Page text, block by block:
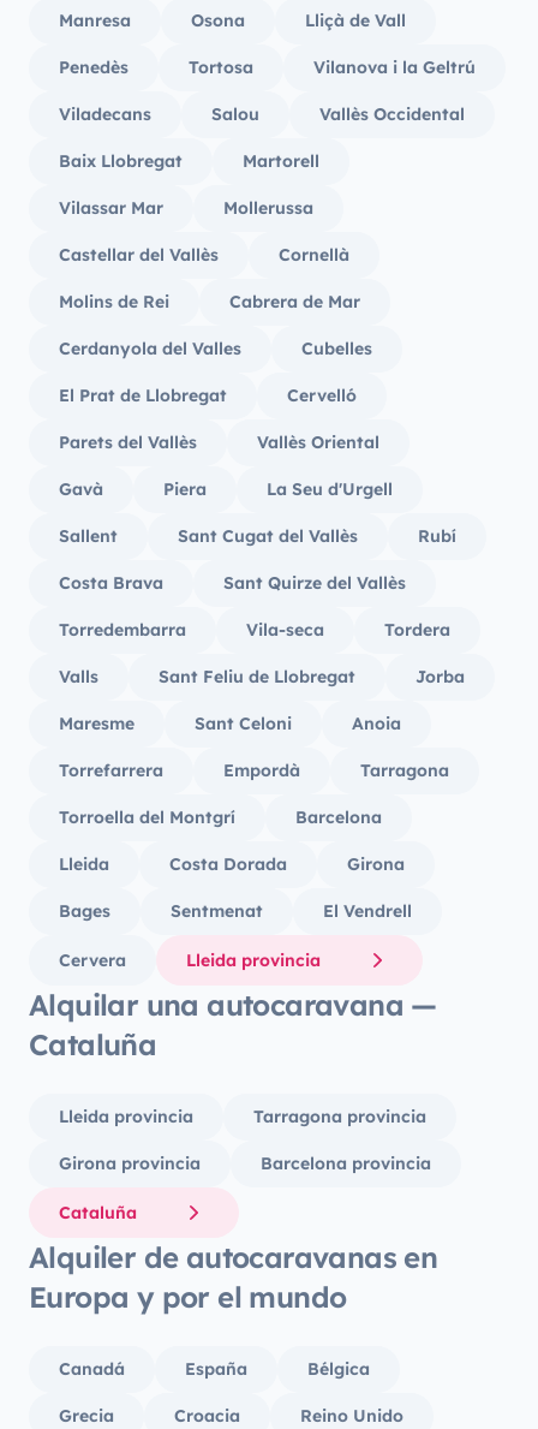
Manresa Osona Lliçà de Vall
Penedès Tortosa Vilanova i la Geltrú
Viladecans Salou Vallès Occidental
Baix Llobregat Martorell
Vilassar Mar Mollerussa
Castellar del Vallès Cornellà
Molins de Rei Cabrera de Mar
Cerdanyola del Valles Cubelles
El Prat de Llobregat Cervelló
Parets del Vallès Vallès Oriental
Gavà Piera La Seu d'Urgell
Sallent Sant Cugat del Vallès Rubí
Costa Brava Sant Quirze del Vallès
Torredembarra Vila-seca Tordera
Valls Sant Feliu de Llobregat Jorba
Maresme Sant Celoni Anoia
Torrefarrera Empordà Tarragona
Torroella del Montgrí Barcelona
Lleida Costa Dorada Girona
Bages Sentmenat El Vendrell
Cervera Lleida provincia
Alquilar una autocaravana —
Cataluña
Lleida provincia Tarragona provincia
Girona provincia Barcelona provincia
Cataluña
Alquiler de autocaravanas en
Europa y por el mundo
Canadá España Bélgica
Grecia Croacia Reino Unido